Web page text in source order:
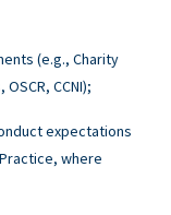
(e.g., Charity
CCNI);
expectations
where